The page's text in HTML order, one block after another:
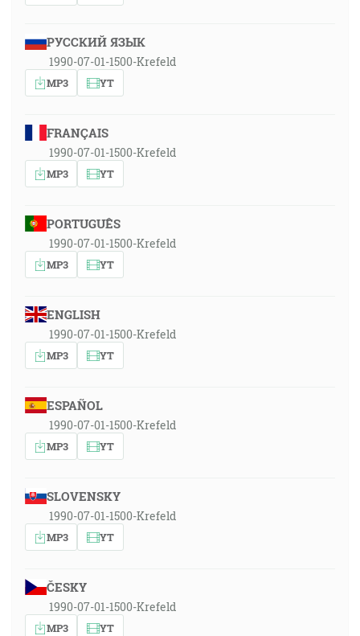
РУССКИЙ ЯЗЫК
1990-07-01-1500-Krefeld
MP3 YT
FRANÇAIS
1990-07-01-1500-Krefeld
MP3 YT
PORTUGUÊS
1990-07-01-1500-Krefeld
MP3 YT
ENGLISH
1990-07-01-1500-Krefeld
MP3 YT
ESPAÑOL
1990-07-01-1500-Krefeld
MP3 YT
SLOVENSKY
1990-07-01-1500-Krefeld
MP3 YT
ČESKY
1990-07-01-1500-Krefeld
MP3 YT